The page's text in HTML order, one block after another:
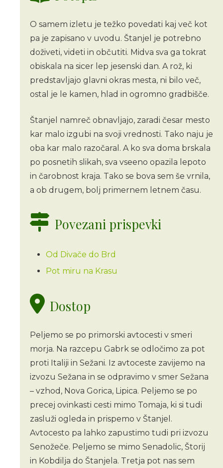
O samem izletu je težko povedati kaj več kot
pa je zapisano v uvodu. Štanjel je potrebno
doživeti, videti in občutiti. Midva sva ga tokrat
obiskala na sicer lep jesenski dan. A rož, ki
predstavljajo glavni okras mesta, ni bilo več,
ostal je le kamen, hlad in ogromno gradbišče.
Štanjel namreč obnavljajo, zaradi česar mesto
kar malo izgubi na svoji vrednosti. Tako naju je
oba kar malo razočaral. A ko sva doma brskala
po posnetih slikah, sva vseeno opazila lepoto
in čarobnost kraja. Tako se bova sem še vrnila,
a ob drugem, bolj primernem letnem času.
Povezani prispevki
Od Divače do Brd
Pot miru na Krasu
Dostop
Peljemo se po primorski avtocesti v smeri
morja. Na razcepu Gabrk se odločimo za pot
proti Italiji in Sežani. Iz avtoceste zavijemo na
izvozu Sežana in se odpravimo v smer Sežana
– vzhod, Nova Gorica, Lipica. Peljemo se po
precej ovinkasti cesti mimo Tomaja, ki si tudi
zasluži ogleda in prispemo v Štanjel.
Avtocesto pa lahko zapustimo tudi pri izvozu
Senožeče. Peljemo se mimo Senadolic, Štorij
in Kobdilja do Štanjela. Tretja pot nas sem